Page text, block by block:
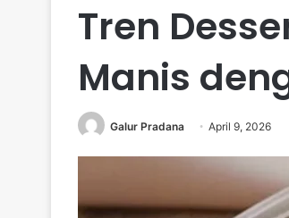
Tren
Manis
Galur Pradana April 9, 2026